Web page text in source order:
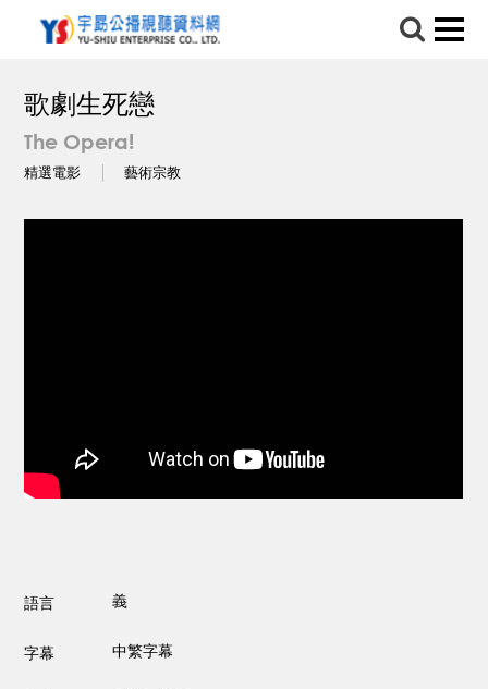
歌劇生死戀
The Opera!
精選電影 藝術宗教
語言 義
字幕 中繁字幕